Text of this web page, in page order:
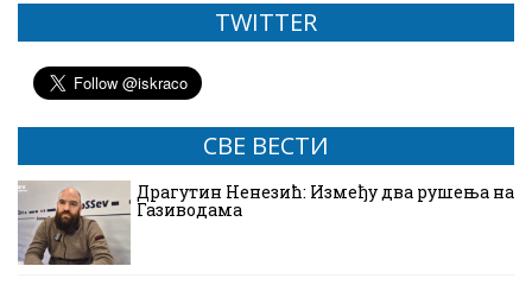
TWITTER
СВЕ ВЕСТИ
Драгутин Ненезић: Између два рушења на
Газиводама